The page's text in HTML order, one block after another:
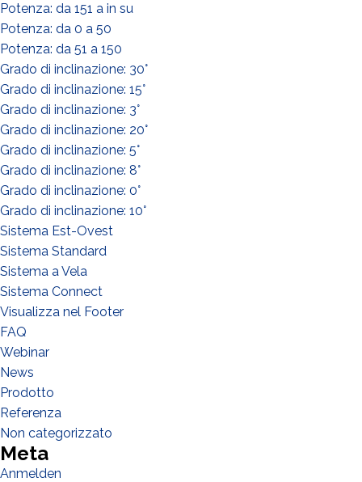
Potenza: da 151 a in su
Potenza: da 0 a 50
Potenza: da 51 a 150
Grado di inclinazione: 30°
Grado di inclinazione: 15°
Grado di inclinazione: 3°
Grado di inclinazione: 20°
Grado di inclinazione: 5°
Grado di inclinazione: 8°
Grado di inclinazione: 0°
Grado di inclinazione: 10°
Sistema Est-Ovest
Sistema Standard
Sistema a Vela
Sistema Connect
Visualizza nel Footer
FAQ
Webinar
News
Prodotto
Referenza
Non categorizzato
Meta
Anmelden
WIE GEHT'S?*